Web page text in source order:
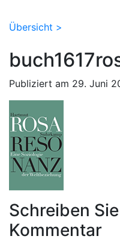
Übersicht >
Publiziert am 29. Juni
Schreiben
Kommentar